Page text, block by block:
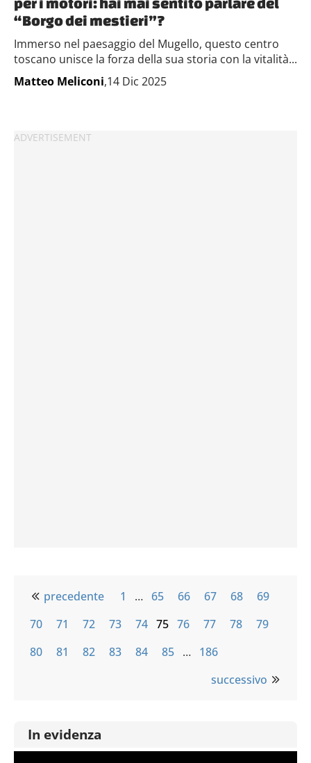
“Borgo dei mestieri”?
Immerso nel paesaggio del Mugello, questo centro
toscano unisce la forza della sua storia con la vitalità...
Matteo Meliconi,14 Dic 2025
precedente 1 … 65 66 67 68
69
70
71 72 73 74 75 76 77 78
79
80
81 82 83 84 85 … 186
successivo
In evidenza